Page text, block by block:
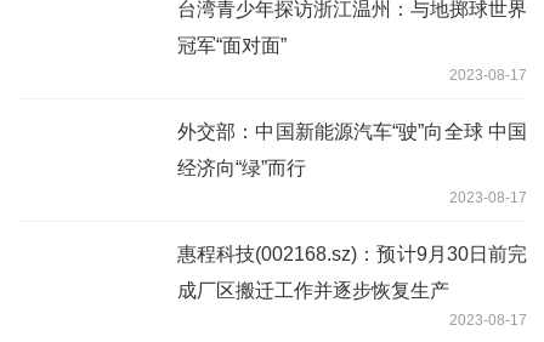
台湾青少年探访浙江温州：与地掷球世界
冠军“面对面”
2023-08-17
外交部：中国新能源汽车“驶”向全球 中国
经济向“绿”而行
2023-08-17
惠程科技(002168.sz)：预计9月30日前完
成厂区搬迁工作并逐步恢复生产
2023-08-17